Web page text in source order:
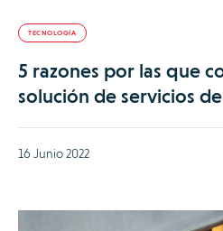
TECNOLOGÍA
5 razones por las que
solución de servicios
16 Junio 2022